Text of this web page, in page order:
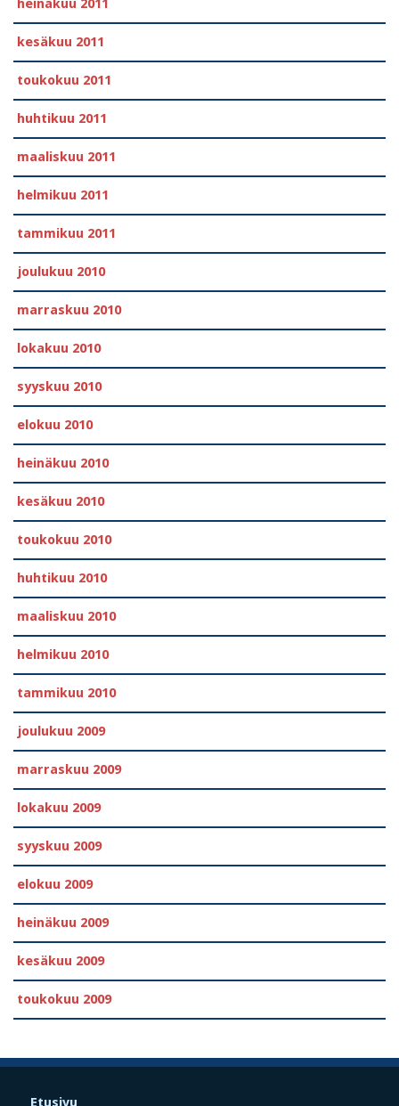
heinäkuu 2011
kesäkuu 2011
toukokuu 2011
huhtikuu 2011
maaliskuu 2011
helmikuu 2011
tammikuu 2011
joulukuu 2010
marraskuu 2010
lokakuu 2010
syyskuu 2010
elokuu 2010
heinäkuu 2010
kesäkuu 2010
toukokuu 2010
huhtikuu 2010
maaliskuu 2010
helmikuu 2010
tammikuu 2010
joulukuu 2009
marraskuu 2009
lokakuu 2009
syyskuu 2009
elokuu 2009
heinäkuu 2009
kesäkuu 2009
toukokuu 2009
Etusivu